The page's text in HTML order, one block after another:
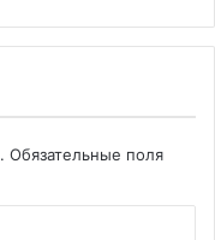
Обязательные поля